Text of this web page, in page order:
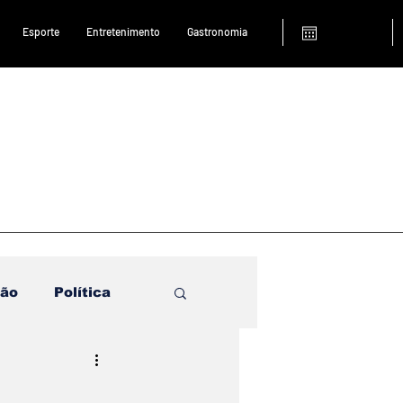
Esporte Entretenimento Gastronomia
Política